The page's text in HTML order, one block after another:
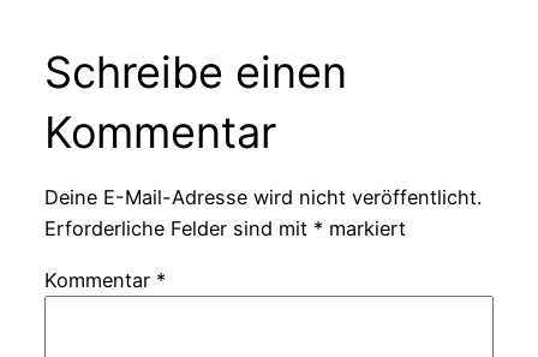
Schreibe einen
Kommentar
Deine E-Mail-Adresse wird nicht veröffentlicht.
Erforderliche Felder sind mit * markiert
Kommentar *